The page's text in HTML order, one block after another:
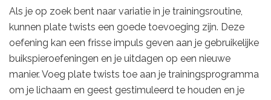
Als je op zoek bent naar variatie in je trainingsroutine,
kunnen plate twists een goede toevoeging zijn. Deze
oefening kan een frisse impuls geven aan je gebruikelijke
buikspieroefeningen en je uitdagen op een nieuwe
manier. Voeg plate twists toe aan je trainingsprogramma
om je lichaam en geest gestimuleerd te houden en je